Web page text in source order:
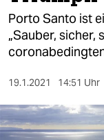
öko
gesellschaft
sport
Porto Santo ist
„Sauber, sicher,
19.1.2021 14:51 Uhr